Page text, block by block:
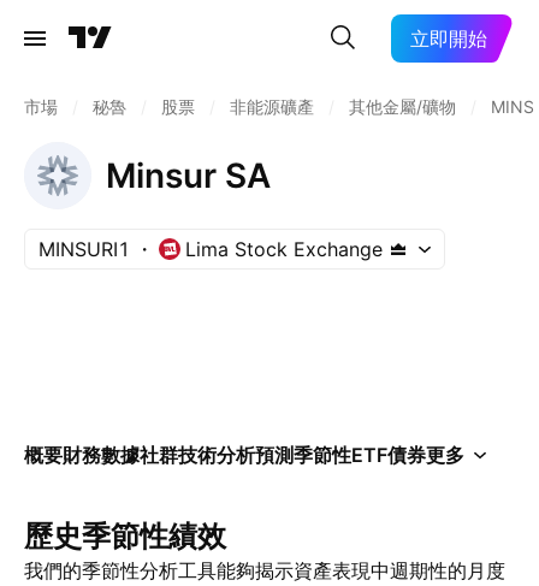
立即開始
市場 秘魯 股票 非能源礦產 其他金屬/礦物
Minsur SA
MINSURI1 Lima Stock Exchange
概要財務數據社群技術分析預測季節性ETF債券更多
歷史季節性績效
我們的季節性分析工具能夠揭示資產表現中週期性的月度